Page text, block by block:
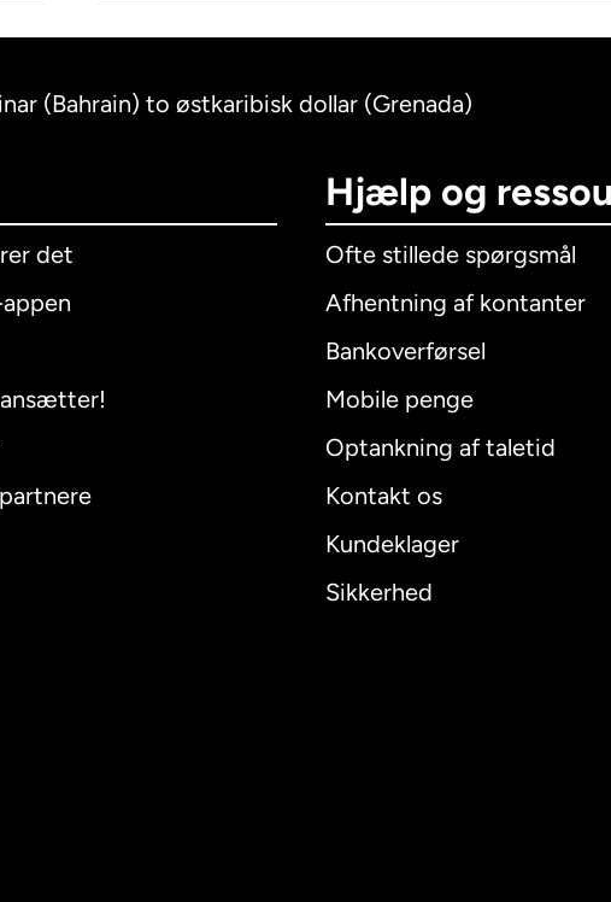
(Bahrain) to østkaribisk dollar (Grenada)
det
Hjælp og
Ofte stillede spørgsmål
Afhentning af kontanter
Bankoverførsel
Mobile penge
Optankning af taletid
Kontakt os
Kundeklager
Sikkerhed